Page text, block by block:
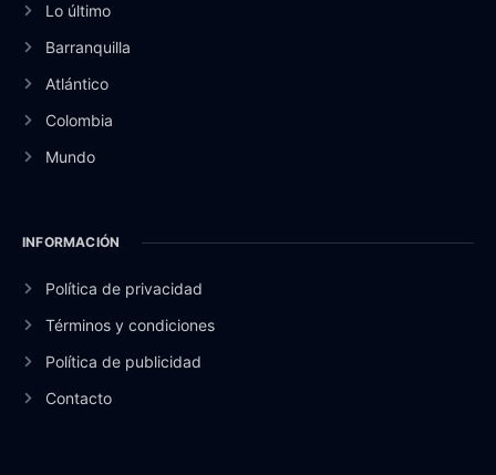
Lo último
Barranquilla
Atlántico
Colombia
Mundo
INFORMACIÓN
Política de privacidad
Términos y condiciones
Política de publicidad
Contacto